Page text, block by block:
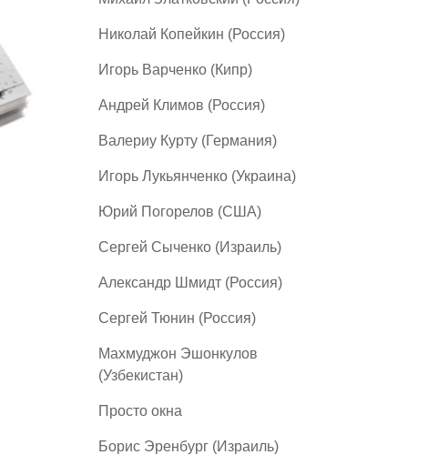
Николай Копейкин (Россия)
Игорь Варченко (Кипр)
Андрей Климов (Россия)
Валериу Курту (Германия)
Игорь Лукьянченко (Украина)
Юрий Погорелов (США)
Сергей Сыченко (Израиль)
Александр Шмидт (Россия)
Сергей Тюнин (Россия)
Махмуджон Эшонкулов
(Узбекистан)
Просто окна
Борис Эренбург (Израиль)